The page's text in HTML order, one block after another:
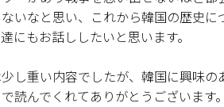
いなと思い、これから韓国の歴史
にもお話ししたいと思います。
し重い内容でしたが、韓国に興味
読んでくれてありがとうございます。